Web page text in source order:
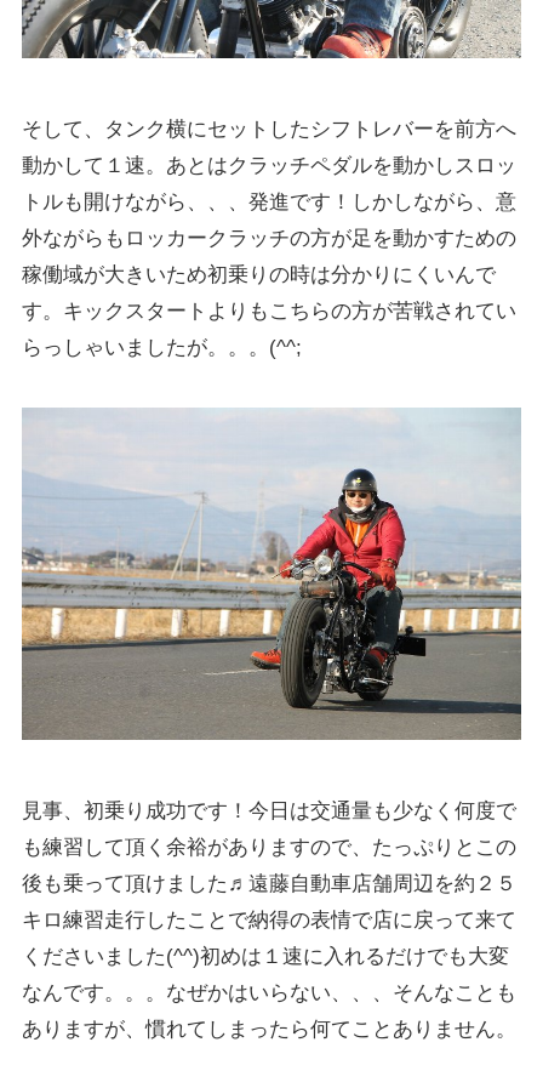
そして、タンク横にセットしたシフトレバーを前方へ
動かして１速。あとはクラッチペダルを動かしスロッ
トルも開けながら、、、発進です！しかしながら、意
外ながらもロッカークラッチの方が足を動かすための
稼働域が大きいため初乗りの時は分かりにくいんで
す。キックスタートよりもこちらの方が苦戦されてい
らっしゃいましたが。。。(^^;
見事、初乗り成功です！今日は交通量も少なく何度で
も練習して頂く余裕がありますので、たっぷりとこの
後も乗って頂けました♬遠藤自動車店舗周辺を約２５
キロ練習走行したことで納得の表情で店に戻って来て
くださいました(^^)初めは１速に入れるだけでも大変
なんです。。。なぜかはいらない、、、そんなことも
ありますが、慣れてしまったら何てことありません。